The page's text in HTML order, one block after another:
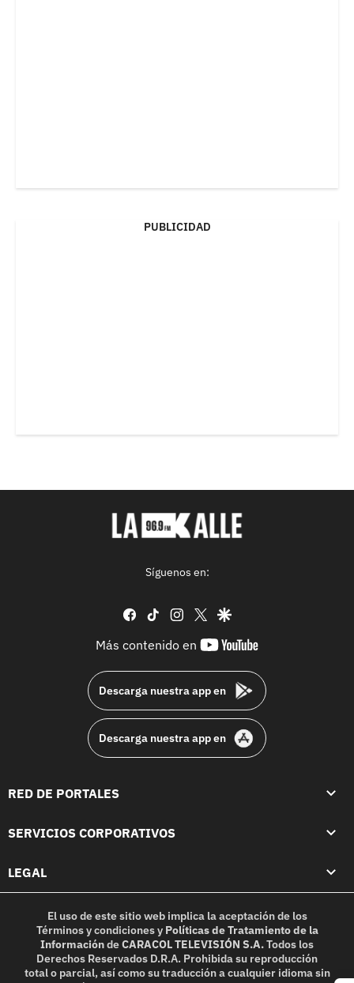
PUBLICIDAD
Síguenos en:
facebook
tiktok instagram
twittergoogle
Más contenido en
youtube-
Descarga nuestra app en
Descarga nuestra app en
RED DE PORTALES
SERVICIOS CORPORATIVOS
LEGAL
El uso de este sitio web implica la aceptación de los
Términos y condicionesy Políticas de Tratamiento de la
InformacióndeCARACOL TELEVISIÓN S.A.Todos los
Derechos Reservados D.R.A. Prohibida su reproducción
total o parcial, así como su traducción a cualquier idioma sin